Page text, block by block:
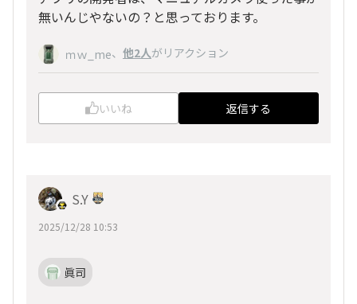
無いんじやないの？と思っております。
ｍｗ_me、 他2人がリアクション
いいね 返信する
S.Y
2025/12/28 10:53
眞司